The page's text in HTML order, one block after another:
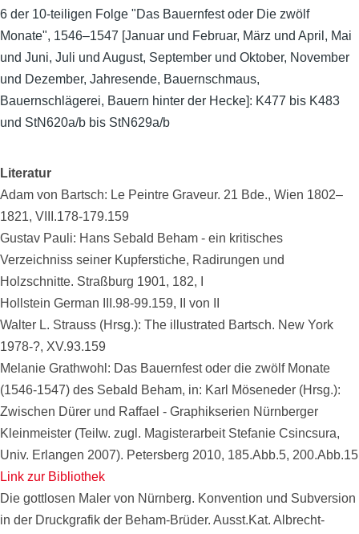
6 der 10-teiligen Folge "Das Bauernfest oder Die zwölf
Monate", 1546–1547 [Januar und Februar, März und April, Mai
und Juni, Juli und August, September und Oktober, November
und Dezember, Jahresende, Bauernschmaus,
Bauernschlägerei, Bauern hinter der Hecke]: K477 bis K483
und StN620a/b bis StN629a/b
Literatur
Adam von Bartsch: Le Peintre Graveur. 21 Bde., Wien 1802–
1821, VIII.178-179.159
Gustav Pauli: Hans Sebald Beham - ein kritisches
Verzeichniss seiner Kupferstiche, Radirungen und
Holzschnitte. Straßburg 1901, 182, I
Hollstein German III.98-99.159, II von II
Walter L. Strauss (Hrsg.): The illustrated Bartsch. New York
1978-?, XV.93.159
Melanie Grathwohl: Das Bauernfest oder die zwölf Monate
(1546-1547) des Sebald Beham, in: Karl Möseneder (Hrsg.):
Zwischen Dürer und Raffael - Graphikserien Nürnberger
Kleinmeister (Teilw. zugl. Magisterarbeit Stefanie Csincsura,
Univ. Erlangen 2007). Petersberg 2010, 185.Abb.5, 200.Abb.15
Link zur Bibliothek
Die gottlosen Maler von Nürnberg. Konvention und Subversion
in der Druckgrafik der Beham-Brüder. Ausst.Kat. Albrecht-